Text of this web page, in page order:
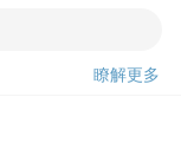
瞭解更多